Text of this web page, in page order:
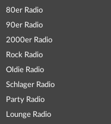
80er Radio
90er Radio
2000er Radio
Rock Radio
Oldie Radio
Schlager Radio
Party Radio
Lounge Radio